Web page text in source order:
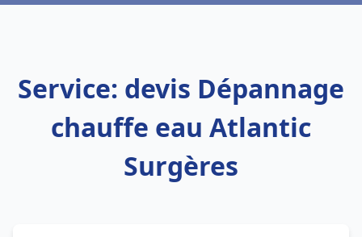
Service: devis Dépannage
chauffe eau Atlantic
Surgères